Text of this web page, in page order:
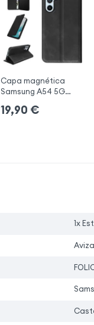
Capa magnética
Samsung A54 5G
19,90 €
1x